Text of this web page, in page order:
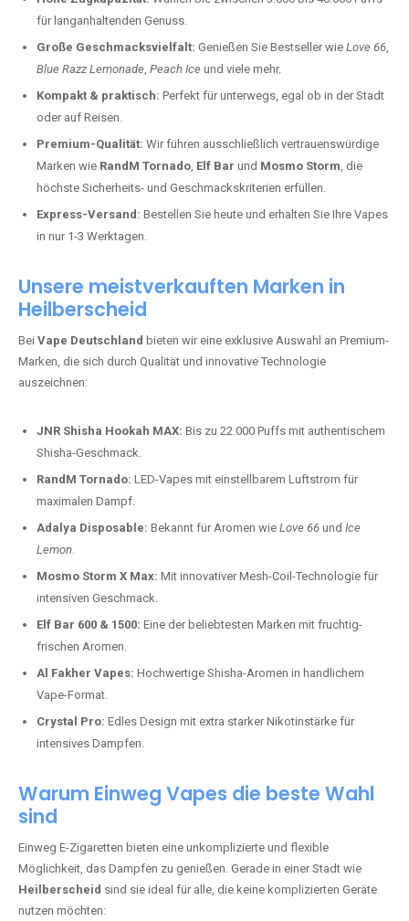
für langanhaltenden Genuss.
Große Geschmacksvielfalt: Genießen Sie Bestseller wie Love 66,
Blue Razz Lemonade, Peach Ice und viele mehr.
Kompakt & praktisch: Perfekt für unterwegs, egal ob in der Stadt
oder auf Reisen.
Premium-Qualität: Wir führen ausschließlich vertrauenswürdige
Marken wie RandM Tornado, Elf Bar und Mosmo Storm, die
höchste Sicherheits- und Geschmackskriterien erfüllen.
Express-Versand: Bestellen Sie heute und erhalten Sie Ihre Vapes
in nur 1-3 Werktagen.
Unsere meistverkauften Marken in
Heilberscheid
Bei Vape Deutschland bieten wir eine exklusive Auswahl an Premium-
Marken, die sich durch Qualität und innovative Technologie
auszeichnen:
JNR Shisha Hookah MAX: Bis zu 22.000 Puffs mit authentischem
Shisha-Geschmack.
RandM Tornado: LED-Vapes mit einstellbarem Luftstrom für
maximalen Dampf.
Adalya Disposable: Bekannt für Aromen wie Love 66 und Ice
Lemon.
Mosmo Storm X Max: Mit innovativer Mesh-Coil-Technologie für
intensiven Geschmack.
Elf Bar 600 & 1500: Eine der beliebtesten Marken mit fruchtig-
frischen Aromen.
Al Fakher Vapes: Hochwertige Shisha-Aromen in handlichem
Vape-Format.
Crystal Pro: Edles Design mit extra starker Nikotinstärke für
intensives Dampfen.
Warum Einweg Vapes die beste Wahl
sind
Einweg E-Zigaretten bieten eine unkomplizierte und flexible
Möglichkeit, das Dampfen zu genießen. Gerade in einer Stadt wie
Heilberscheid sind sie ideal für alle, die keine komplizierten Geräte
nutzen möchten: